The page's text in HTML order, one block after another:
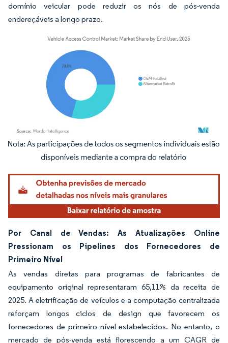
domínio veicular pode reduzir os nós de pós-venda
endereçáveis a longo prazo.
Imagem © Mordor Intelligence. O reuso requer atribuição conforme CC BY 4.0.
Por Canal de Vendas: As Atualizações Online
Pressionam os Pipelines dos Fornecedores de
Primeiro Nível
As vendas diretas para programas de fabricantes de
equipamento original representaram 65,11% da receita de
2025. A eletrificação de veículos e a computação centralizada
reforçam longos ciclos de design que favorecem os
fornecedores de primeiro nível estabelecidos. No entanto, o
mercado de pós-venda está florescendo a um CAGR de